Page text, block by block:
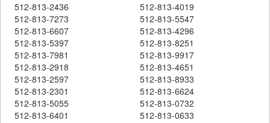
512-813-2436
512-813-4019
512-813-7273
512-813-5547
512-813-6607
512-813-4296
512-813-5397
512-813-8251
512-813-7981
512-813-9917
512-813-2918
512-813-4651
512-813-2597
512-813-8933
512-813-2301
512-813-6624
512-813-5055
512-813-0732
512-813-6401
512-813-0633